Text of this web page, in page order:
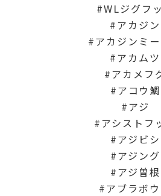
WLジグフ
アカジン
アカジンミ
アカムツ
アカメフ
アコウ鯛
アジ
アシストフ
アジビシ
アジング
アジ曽根
アブラボ